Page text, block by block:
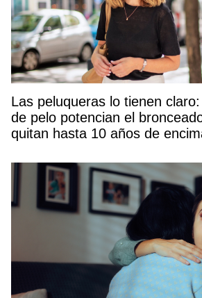
Las peluqueras lo tienen
de pelo potencian el
quitan hasta 10 años de